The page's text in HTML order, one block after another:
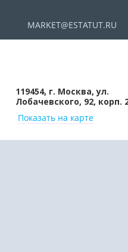
MARKET@ESTATUT.RU
119454, г. Москва, ул.
Лобачевского, 92, корп.
Показать на карте